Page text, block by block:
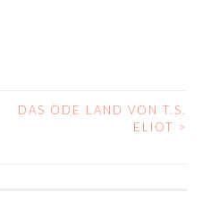
DAS ÖDE LAND VON T.S.
ELIOT >